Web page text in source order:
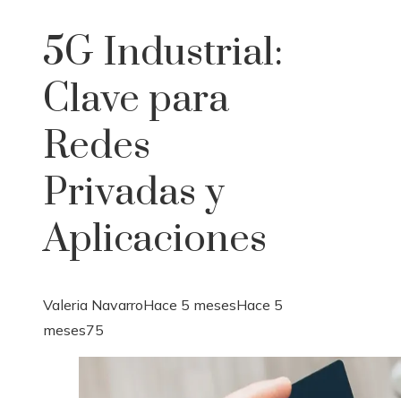
5G Industrial:
Clave para
Redes
Privadas y
Aplicaciones
Valeria NavarroHace 5 mesesHace 5
meses75